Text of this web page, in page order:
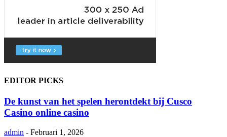
EDITOR PICKS
De kunst van het spelen herontdekt bij Cusco
Casino online casino
admin - Februari 1, 2026